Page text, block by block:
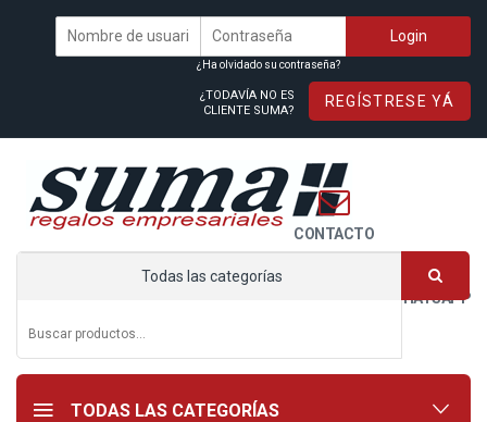
¿Ha olvidado su contraseña?
¿TODAVÍA NO ES
CLIENTE SUMA?
REGÍSTRESE YÁ
WHATSAPP
CONTACTO
Todas las categorías
TODAS LAS CATEGORÍAS